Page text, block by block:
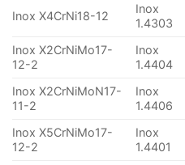
Inox X4CrNi18-12
Inox
1.4303
Inox X2CrNiMo17-
12-2
Inox
1.4404
Inox X2CrNiMoN17-
11-2
Inox
1.4406
Inox X5CrNiMo17-
12-2
Inox
1.4401